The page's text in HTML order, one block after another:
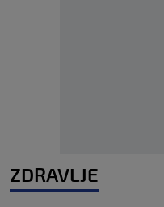
ZDRAVLJE